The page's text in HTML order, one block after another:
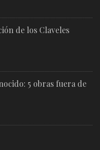
de los Claveles
5 obras fuera de